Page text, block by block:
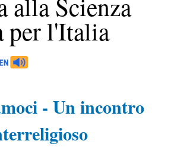
per l'Italia
- Un incontro